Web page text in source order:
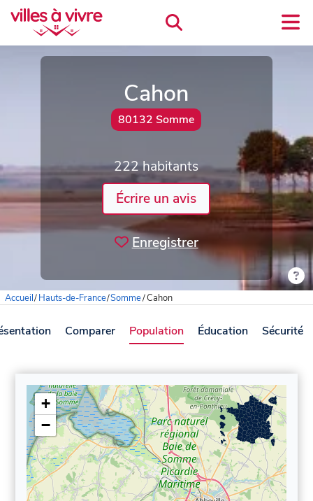
Cahon
80132 Somme
222 habitants
Écrire un avis
Enregistrer
Accueil/Hauts-de-France/Somme/Cahon
Comparer Population Éducation Sécurité
+
−